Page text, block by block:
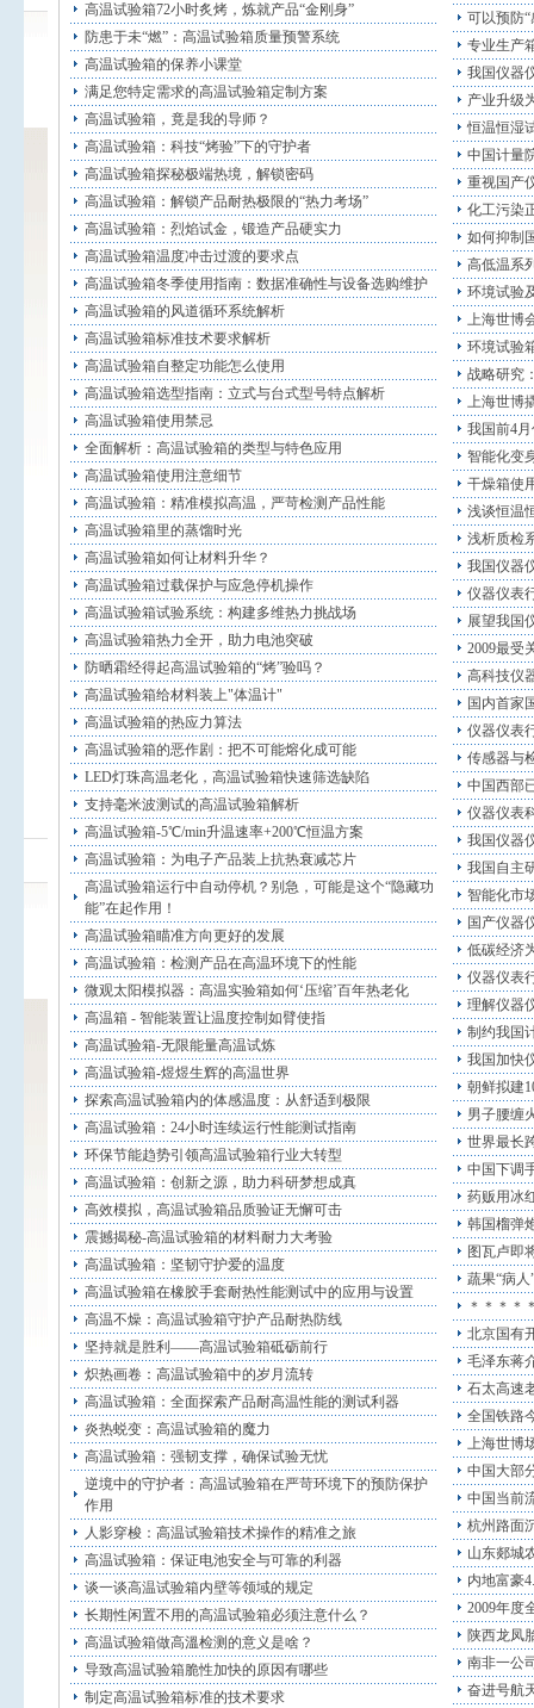
高温试验箱72小时炙烤，炼就产品“金刚身”
防患于未“燃”：高温试验箱质量预警系统
高温试验箱的保养小课堂
满足您特定需求的高温试验箱定制方案
高温试验箱，竟是我的导师？
高温试验箱：科技“烤验”下的守护者
高温试验箱探秘极端热境，解锁密码
高温试验箱：解锁产品耐热极限的“热力考场”
高温试验箱：烈焰试金，锻造产品硬实力
高温试验箱温度冲击过渡的要求点
高温试验箱冬季使用指南：数据准确性与设备选购维护
高温试验箱的风道循环系统解析
高温试验箱标准技术要求解析
高温试验箱自整定功能怎么使用
高温试验箱选型指南：立式与台式型号特点解析
高温试验箱使用禁忌
全面解析：高温试验箱的类型与特色应用
高温试验箱使用注意细节
高温试验箱：精准模拟高温，严苛检测产品性能
高温试验箱里的蒸馏时光
高温试验箱如何让材料升华？
高温试验箱过载保护与应急停机操作
高温试验箱试验系统：构建多维热力挑战场
高温试验箱热力全开，助力电池突破
防晒霜经得起高温试验箱的“烤”验吗？
高温试验箱给材料装上"体温计"
高温试验箱的热应力算法
高温试验箱的恶作剧：把不可能熔化成可能
LED灯珠高温老化，高温试验箱快速筛选缺陷
支持毫米波测试的高温试验箱解析
高温试验箱-5℃/min升温速率+200℃恒温方案
高温试验箱：为电子产品装上抗热衰减芯片
高温试验箱运行中自动停机？别急，可能是这个“隐藏功
能”在起作用！
高温试验箱瞄准方向更好的发展
高温试验箱：检测产品在高温环境下的性能
微观太阳模拟器：高温实验箱如何‘压缩’百年热老化
高温箱 - 智能装置让温度控制如臂使指
高温试验箱-无限能量高温试炼
高温试验箱-煜煜生辉的高温世界
探索高温试验箱内的体感温度：从舒适到极限
高温试验箱：24小时连续运行性能测试指南
环保节能趋势引领高温试验箱行业大转型
高温试验箱：创新之源，助力科研梦想成真
高效模拟，高温试验箱品质验证无懈可击
震撼揭秘-高温试验箱的材料耐力大考验
高温试验箱：坚韧守护爱的温度
高温试验箱在橡胶手套耐热性能测试中的应用与设置
高温不燥：高温试验箱守护产品耐热防线
坚持就是胜利——高温试验箱砥砺前行
炽热画卷：高温试验箱中的岁月流转
高温试验箱：全面探索产品耐高温性能的测试利器
炎热蜕变：高温试验箱的魔力
高温试验箱：强韧支撑，确保试验无忧
逆境中的守护者：高温试验箱在严苛环境下的预防保护
作用
人影穿梭：高温试验箱技术操作的精准之旅
高温试验箱：保证电池安全与可靠的利器
谈一谈高温试验箱内壁等领域的规定
长期性闲置不用的高温试验箱必须注意什么？
高温试验箱做高溫检测的意义是啥？
导致高温试验箱脆性加快的原因有哪些
制定高温试验箱标准的技术要求
可以预防
专业生产
我国仪器
产业升级
恒温恒湿
中国计量
重视国产
化工污染
如何抑制
高低温系
环境试验
上海世博
环境试验
战略研究
上海世博
我国前4
智能化变
干燥箱使
浅谈恒温
浅析质检
我国仪器
仪器仪表
展望我国
2009最受
高科技仪
国内首家
仪器仪表
传感器与
中国西部
仪器仪表
我国仪器
我国自主
智能化市
国产仪器
低碳经济
仪器仪表
理解仪器
制约我国
我国加快
朝鲜拟建
男子腰缠
世界最长
中国下调
药贩用冰
韩国榴弹
图瓦卢即
蔬果“病
＊＊＊＊
北京国有
毛泽东蒋
石太高速
全国铁路
上海世博
中国大部
中国当前
杭州路面
山东郯城
内地富豪
2009年度
陕西龙凤
南非一公
奋进号航